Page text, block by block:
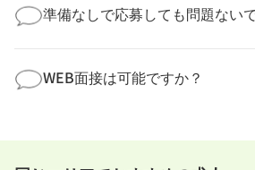
す！
積極的に受け入れています。実際
の様子を見ることで、より安心し
ださい！
準備なしで応募しても問題ない
まで、一からサポートいたします
たばかり」「何から始めればいい
WEB面接は可能ですか？
すめしていますが、企業様によっ